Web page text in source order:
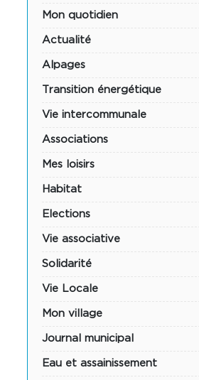
Mon quotidien
Actualité
Alpages
Transition énergétique
Vie intercommunale
Associations
Mes loisirs
Habitat
Elections
Vie associative
Solidarité
Vie Locale
Mon village
Journal municipal
Eau et assainissement